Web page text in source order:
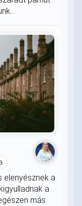
elenyésznek a
a
más